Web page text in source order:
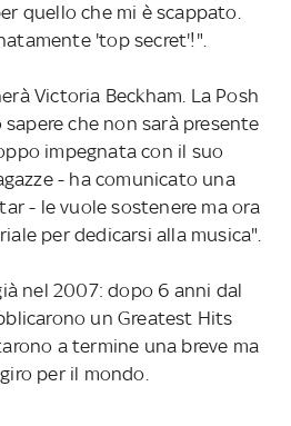
quello che mi è scappato.
'top secret'!".
Victoria Beckham. La Posh
che non sarà presente
impegnata con il suo
- ha comunicato una
- le vuole sostenere ma ora
per dedicarsi alla musica".
nel 2007: dopo 6 anni dal
un Greatest Hits
a termine una breve ma
per il mondo.